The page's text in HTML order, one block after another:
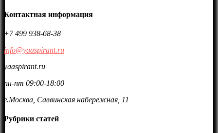
Контактная информация
+7 499 938-68-38
info@yaaspirant.ru
yaaspirant.ru
пн-пт 09:00-18:00
г.Москва, Саввинская набережная, 11
Рубрики статей